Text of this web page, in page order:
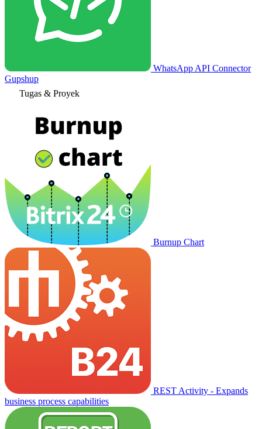
WhatsApp API Connector
Gupshup
Tugas & Proyek
Burnup Chart
REST Activity - Expands
business process capabilities